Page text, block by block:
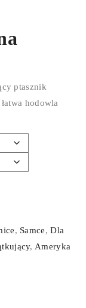
ptasznik
hodowla
, Samce,Dla
, Ameryka